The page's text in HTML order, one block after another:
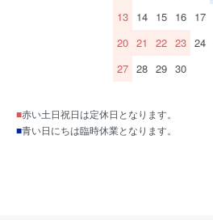
13 14 15 16 17
20 21 22 23 24
27 28 29 30
■赤い土日祝日は定休日となります。
■青い日にちは臨時休業となります。